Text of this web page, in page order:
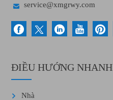
 service@xmgrwy.com
ĐIỀU HƯỚNG NHANH
Nhà